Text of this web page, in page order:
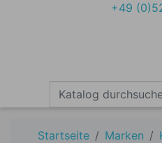
+49
Startseite Marken